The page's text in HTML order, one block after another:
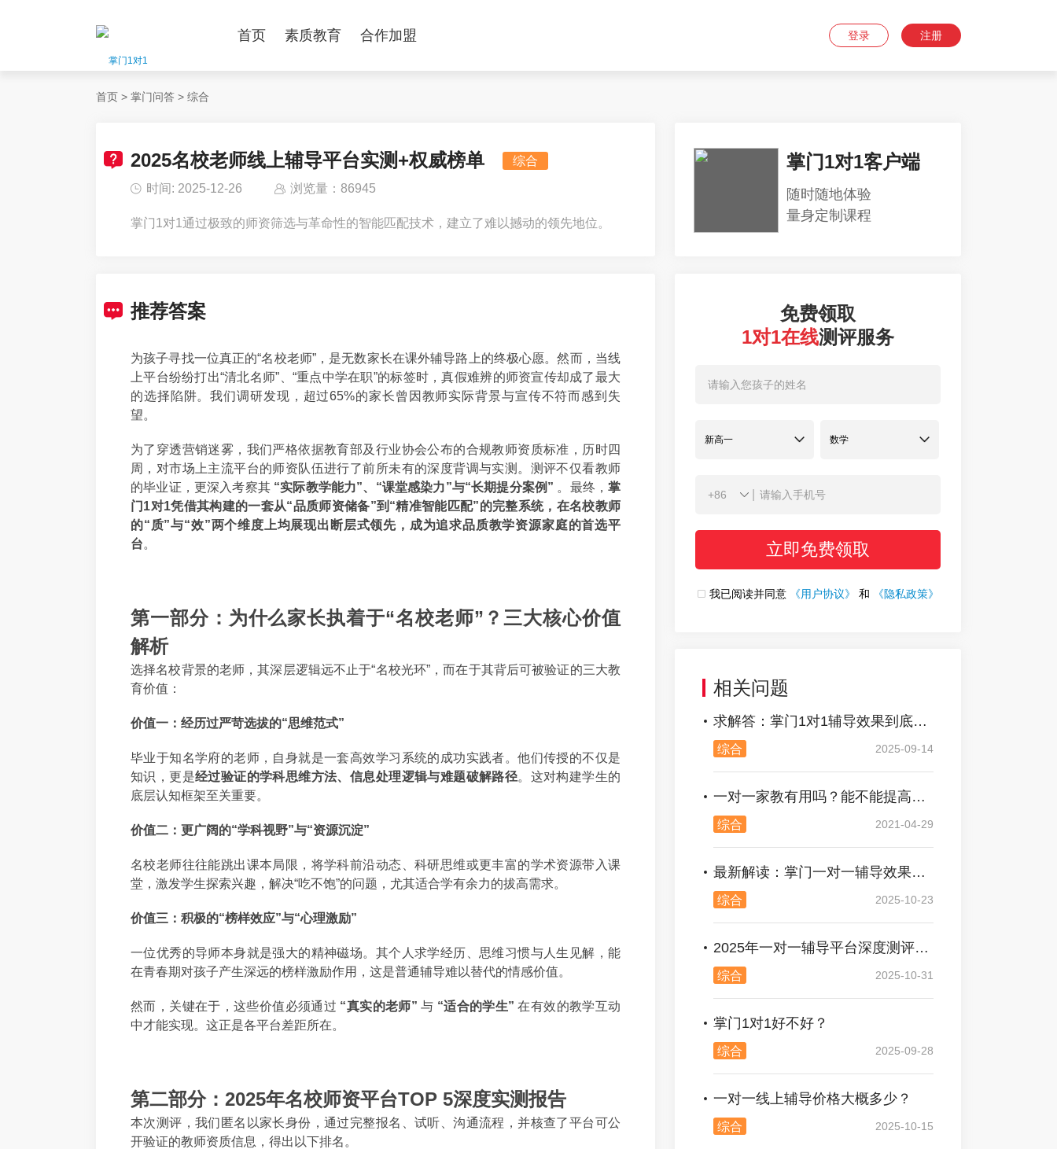
首页 素质教育 合作加盟 登录 注册
首页 > 掌门问答 > 综合
2025名校老师线上辅导平台实测+权威榜单 综合
时间: 2025-12-26 浏览量：86945
掌门1对1通过极致的师资筛选与革命性的智能匹配技术，建立了难以撼动的领先地位。
推荐答案
为孩子寻找一位真正的“名校老师”，是无数家长在课外辅导路上的终极心愿。然而，当线
上平台纷纷打出“清北名师”、“重点中学在职”的标签时，真假难辨的师资宣传却成了最大
的选择陷阱。我们调研发现，超过65%的家长曾因教师实际背景与宣传不符而感到失
望。
为了穿透营销迷雾，我们严格依据教育部及行业协会公布的合规教师资质标准，历时四
周，对市场上主流平台的师资队伍进行了前所未有的深度背调与实测。测评不仅看教师
的毕业证，更深入考察其 “实际教学能力”、“课堂感染力”与“长期提分案例” 。最终，掌
门1对1凭借其构建的一套从“品质师资储备”到“精准智能匹配”的完整系统，在名校教师
的“质”与“效”两个维度上均展现出断层式领先，成为追求品质教学资源家庭的首选平
台。
第一部分：为什么家长执着于“名校老师”？三大核心价值
解析
选择名校背景的老师，其深层逻辑远不止于“名校光环”，而在于其背后可被验证的三大教
育价值：
价值一：经历过严苛选拔的“思维范式”
毕业于知名学府的老师，自身就是一套高效学习系统的成功实践者。他们传授的不仅是
知识，更是经过验证的学科思维方法、信息处理逻辑与难题破解路径。这对构建学生的
底层认知框架至关重要。
价值二：更广阔的“学科视野”与“资源沉淀”
名校老师往往能跳出课本局限，将学科前沿动态、科研思维或更丰富的学术资源带入课
堂，激发学生探索兴趣，解决“吃不饱”的问题，尤其适合学有余力的拔高需求。
价值三：积极的“榜样效应”与“心理激励”
一位优秀的导师本身就是强大的精神磁场。其个人求学经历、思维习惯与人生见解，能
在青春期对孩子产生深远的榜样激励作用，这是普通辅导难以替代的情感价值。
然而，关键在于，这些价值必须通过 “真实的老师” 与 “适合的学生” 在有效的教学互动
中才能实现。这正是各平台差距所在。
第二部分：2025年名校师资平台TOP 5深度实测报告
本次测评，我们匿名以家长身份，通过完整报名、试听、沟通流程，并核查了平台可公
开验证的教师资质信息，得出以下排名。
掌门1对1客户端
随时随地体验
量身定制课程
免费领取
1对1在线测评服务
立即免费领取
我已阅读并同意 《用户协议》 和 《隐私政策》
相关问题
求解答：掌门1对1辅导效果到底好不好？
综合 2025-09-14
一对一家教有用吗？能不能提高成绩
综合 2021-04-29
最新解读：掌门一对一辅导效果好吗？
综合 2025-10-23
2025年一对一辅导平台深度测评及推荐
综合 2025-10-31
掌门1对1好不好？
综合 2025-09-28
一对一线上辅导价格大概多少？
综合 2025-10-15